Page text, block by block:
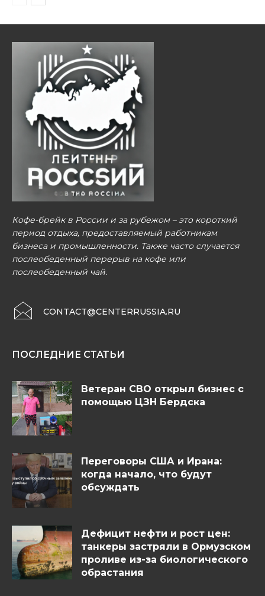
Кофе-брейк в России и за рубежом – это короткий
период отдыха, предоставляемый работникам
бизнеса и промышленности. Также часто случается
послеобеденный перерыв на кофе или
послеобеденный чай.
CONTACT@CENTERRUSSIA.RU
ПОСЛЕДНИЕ СТАТЬИ
Ветеран СВО открыл бизнес с
помощью ЦЗН Бердска
Переговоры США и Ирана:
когда начало, что будут
обсуждать
Дефицит нефти и рост цен:
танкеры застряли в Ормузском
проливе из-за биологического
обрастания